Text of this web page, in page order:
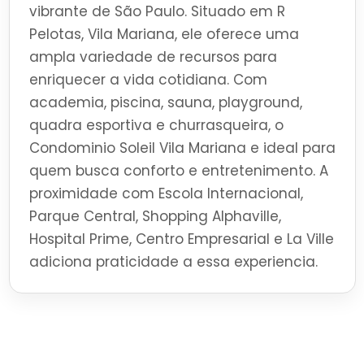
vibrante de São Paulo. Situado em R
Pelotas, Vila Mariana, ele oferece uma
ampla variedade de recursos para
enriquecer a vida cotidiana. Com
academia, piscina, sauna, playground,
quadra esportiva e churrasqueira, o
Condominio Soleil Vila Mariana e ideal para
quem busca conforto e entretenimento. A
proximidade com Escola Internacional,
Parque Central, Shopping Alphaville,
Hospital Prime, Centro Empresarial e La Ville
adiciona praticidade a essa experiencia.